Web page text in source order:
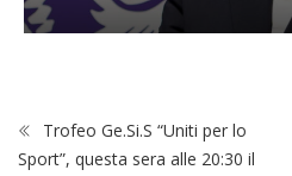
Trofeo Ge.Si.S “Uniti per lo
Sport”, questa sera alle 20:30 il